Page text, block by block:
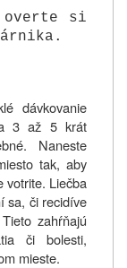
si
dávkovanie
3 až 5 krát
Naneste
tak, aby
votrite. Liečba
sa, či recidíve
zahŕňajú
či bolesti,
mieste.